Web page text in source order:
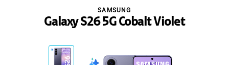
Galaxy S26 5G Cobalt Violet
SAMSUNG